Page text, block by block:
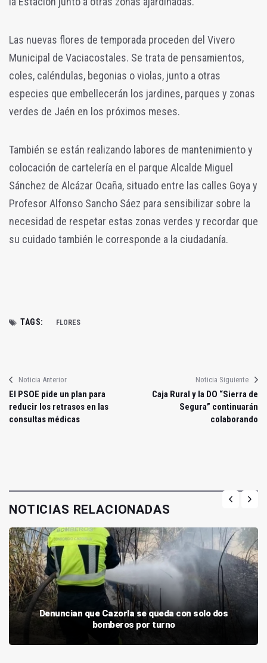
Las nuevas flores de temporada proceden del Vivero
Municipal de Vaciacostales. Se trata de pensamientos,
coles, caléndulas, begonias o violas, junto a otras
especies que embellecerán los jardines, parques y zonas
verdes de Jaén en los próximos meses.
También se están realizando labores de mantenimiento y
colocación de cartelería en el parque Alcalde Miguel
Sánchez de Alcázar Ocaña, situado entre las calles Goya y
Profesor Alfonso Sancho Sáez para sensibilizar sobre la
necesidad de respetar estas zonas verdes y recordar que
su cuidado también le corresponde a la ciudadanía.
TAGS: FLORES
Noticia Anterior
El PSOE pide un plan para
reducir los retrasos en las
consultas médicas
Noticia Siguiente
Caja Rural y la DO “Sierra de
Segura” continuarán
colaborando
NOTICIAS RELACIONADAS
Denuncian que Cazorla se queda con solo dos
bomberos por turno